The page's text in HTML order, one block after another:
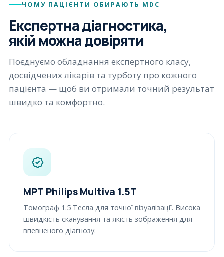
ЧОМУ ПАЦІЄНТИ ОБИРАЮТЬ MDC
Експертна діагностика,
якій можна довіряти
Поєднуємо обладнання експертного класу,
досвідчених лікарів та турботу про кожного
пацієнта — щоб ви отримали точний результат
швидко та комфортно.
МРТ Philips Multiva 1.5Т
Томограф 1.5 Тесла для точної візуалізації. Висока
швидкість сканування та якість зображення для
впевненого діагнозу.